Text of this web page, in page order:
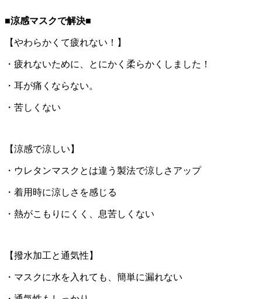
■涼感マスクで解決■
【やわらかくて疲れない！】
・疲れないために、とにかく柔らかくしました！
・耳が痛くならない。
・苦しくない
【涼感で涼しい】
・ウレタンマスクとは違う製法で涼しさアップ
・着用時に涼しさを感じる
・熱がこもりにくく、息苦しくない
【撥水加工と通気性】
・マスクに水を入れても、簡単に漏れない